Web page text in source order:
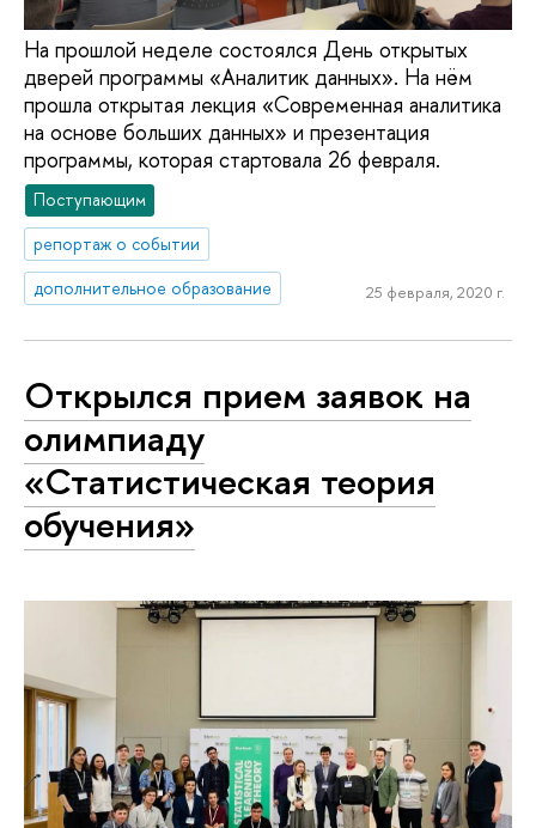
На прошлой неделе состоялся День открытых
дверей программы «Аналитик данных». На нём
прошла открытая лекция «Современная аналитика
на основе больших данных» и презентация
программы, которая стартовала 26 февраля.
Поступающим
репортаж о событии
дополнительное образование
25 февраля, 2020 г.
Открылся прием заявок на
олимпиаду
«Статистическая теория
обучения»